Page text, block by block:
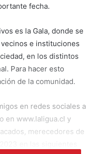
fecha.
es la Gala, donde se
e instituciones
en los distintos
Para hacer esto
de la comunidad.
en redes sociales a
en www.laligua.cl y
merecedores de